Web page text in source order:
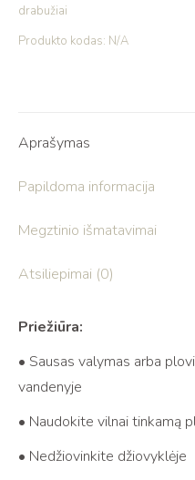
drabužiai
Produkto kodas: N/A
Aprašymas
Papildoma informacija
Megztinio išmatavimai
Atsiliepimai (0)
Priežiūra:
• Sausas valymas arba
vandenyje
• Naudokite vilnai tinkamą
• Nedžiovinkite džiovyklėje